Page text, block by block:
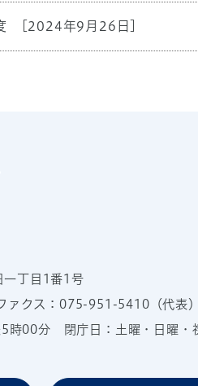
[2024年9月26日]
一丁目1番1号
ァクス：075-951-5410（代表）
5時00分 閉庁日：土曜・日曜・